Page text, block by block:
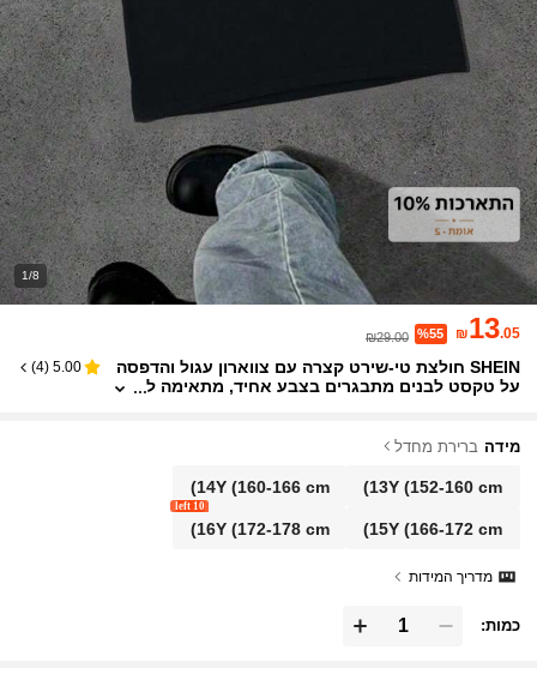
1/8
₪13.05
%55
₪29.00
SHEIN חולצת טי-שירט קצרה עם צווארון עגול והדפסה
על טקסט לבנים מתבגרים בצבע אחיד, מתאימה ל
5.00
(
4
)
מידה ברירת מחדל
13Y (152-160 cm)
14Y(160-166 cm)
15Y (166-172 cm)
16Y(172-178 cm)
10 left
מדריך המידות
כמות: